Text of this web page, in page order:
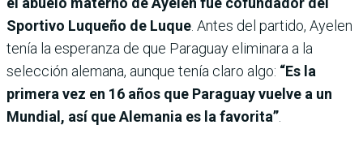
Sportivo Luqueño de Luque . Antes del partido, Ayelen
tenía la esperanza de que Paraguay eliminara a la
selección alemana, aunque tenía claro algo: “Es la
primera vez en 16 años que Paraguay vuelve a un
Mundial, así que Alemania es la favorita”